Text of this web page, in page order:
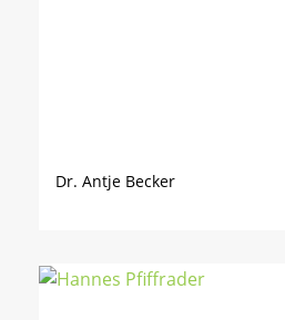
Dr. Antje Becker